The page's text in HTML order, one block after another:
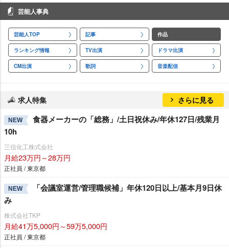
芸能人事典
芸能人TOP 記事 作品
ランキング情報 TV出演 ドラマ出演
CM出演 歌詞 音楽配信
求人特集 さらに見る
NEW
食器メーカーの「総務」/土日祝休み/年休127日/残業月
10h
三信化工株式会社
月給23万円～28万円
正社員 / 東京都
NEW
「会議室運営/管理職候補」年休120日以上/基本月9日休
み
株式会社TKP
月給41万5,000円～59万5,000円
正社員 / 東京都